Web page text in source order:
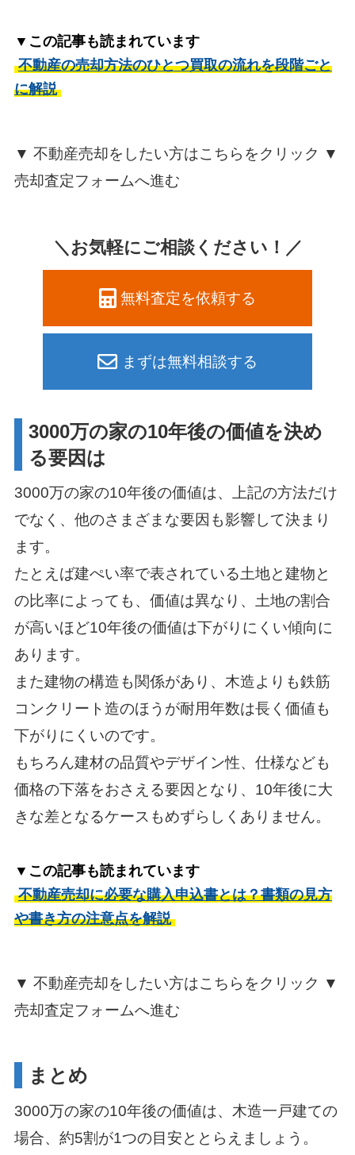
▼この記事も読まれています
不動産の売却方法のひとつ買取の流れを段階ごと
に解説
▼ 不動産売却をしたい方はこちらをクリック ▼
売却査定フォームへ進む
＼お気軽にご相談ください！／
無料査定を依頼する
まずは無料相談する
3000万の家の10年後の価値を決め
る要因は
3000万の家の10年後の価値は、上記の方法だけ
でなく、他のさまざまな要因も影響して決まり
ます。
たとえば建ぺい率で表されている土地と建物と
の比率によっても、価値は異なり、土地の割合
が高いほど10年後の価値は下がりにくい傾向に
あります。
また建物の構造も関係があり、木造よりも鉄筋
コンクリート造のほうが耐用年数は長く価値も
下がりにくいのです。
もちろん建材の品質やデザイン性、仕様なども
価格の下落をおさえる要因となり、10年後に大
きな差となるケースもめずらしくありません。
▼この記事も読まれています
不動産売却に必要な購入申込書とは？書類の見方
や書き方の注意点を解説
▼ 不動産売却をしたい方はこちらをクリック ▼
売却査定フォームへ進む
まとめ
3000万の家の10年後の価値は、木造一戸建ての
場合、約5割が1つの目安ととらえましょう。